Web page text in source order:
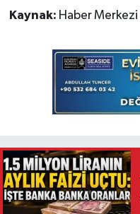
Kaynak: Haber Merkezi